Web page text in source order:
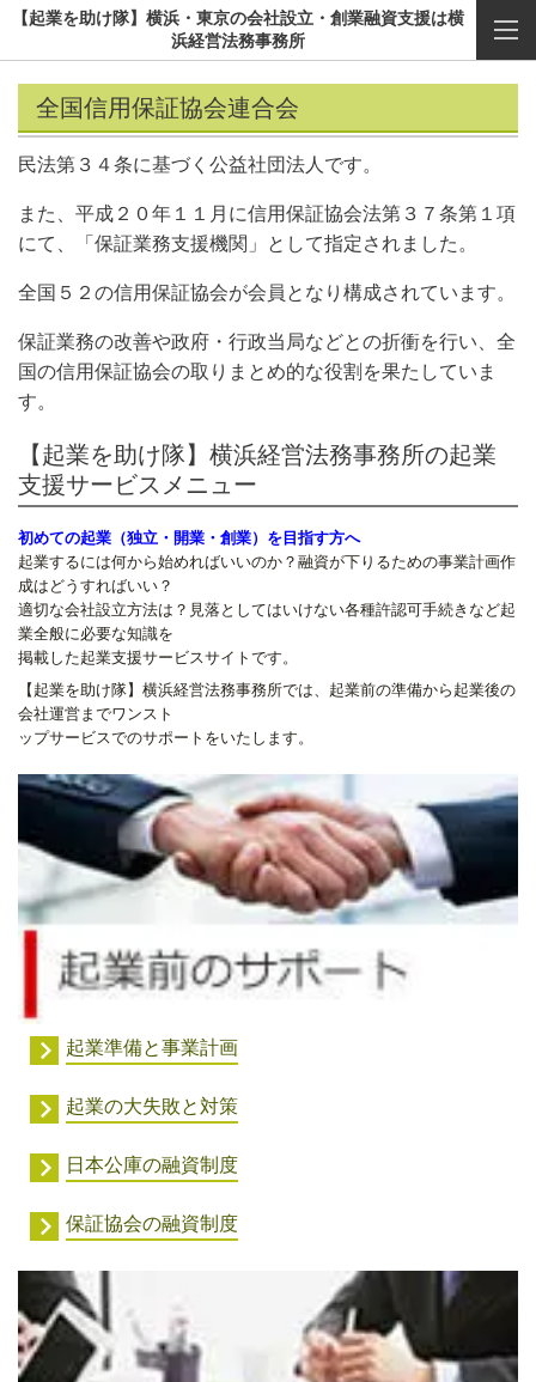
【起業を助け隊】横浜・東京の会社設立・創業融資支援は横
浜経営法務事務所
全国信用保証協会連合会
民法第３４条に基づく公益社団法人です。
また、平成２０年１１月に信用保証協会法第３７条第１項
にて、「保証業務支援機関」として指定されました。
全国５２の信用保証協会が会員となり構成されています。
保証業務の改善や政府・行政当局などとの折衝を行い、全
国の信用保証協会の取りまとめ的な役割を果たしていま
す。
【起業を助け隊】横浜経営法務事務所の起業
支援サービスメニュー
初めての起業（独立・開業・創業）を目指す方へ
起業するには何から始めればいいのか？融資が下りるための事業計画作
成はどうすればいい？
適切な会社設立方法は？見落としてはいけない各種許認可手続きなど起
業全般に必要な知識を
掲載した起業支援サービスサイトです。
【起業を助け隊】横浜経営法務事務所では、起業前の準備から起業後の
会社運営までワンスト
ップサービスでのサポートをいたします。
起業準備と事業計画
起業の大失敗と対策
日本公庫の融資制度
保証協会の融資制度